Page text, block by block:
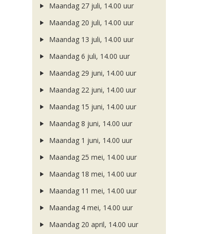
Maandag 27 juli, 14.00 uur
Maandag 20 juli, 14.00 uur
Maandag 13 juli, 14.00 uur
Maandag 6 juli, 14.00 uur
Maandag 29 juni, 14.00 uur
Maandag 22 juni, 14.00 uur
Maandag 15 juni, 14.00 uur
Maandag 8 juni, 14.00 uur
Maandag 1 juni, 14.00 uur
Maandag 25 mei, 14.00 uur
Maandag 18 mei, 14.00 uur
Maandag 11 mei, 14.00 uur
Maandag 4 mei, 14.00 uur
Maandag 20 april, 14.00 uur